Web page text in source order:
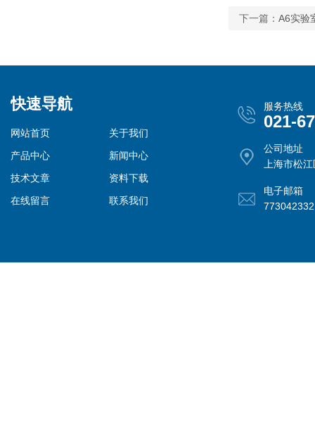
下一篇： A6实验
快速导航
网站首页
关于我们
产品中心
新闻中心
技术文章
资料下载
在线留言
联系我们
服务热线
021-
公司地址
上海市松
电子邮箱